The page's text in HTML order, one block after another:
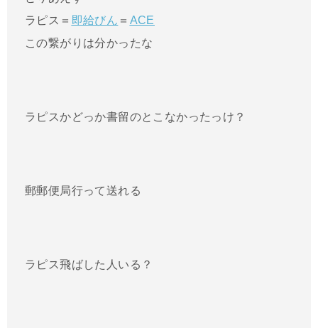
ラピス＝ 即給びん ＝ ACE
この繋がりは分かったな
ラピスかどっか書留のとこなかったっけ？
郵郵便局行って送れる
ラピス飛ばした人いる？